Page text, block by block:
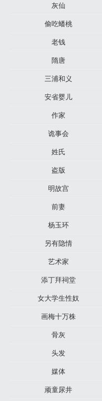
灰仙
偷吃蟠桃
老钱
隋唐
三浦和义
安省婴儿
作家
诡事会
姓氏
盗版
明故宫
前妻
杨玉环
另有隐情
艺术家
添丁拜祠堂
女大学生性奴
画梅十万株
骨灰
头发
媒体
顽童尿井